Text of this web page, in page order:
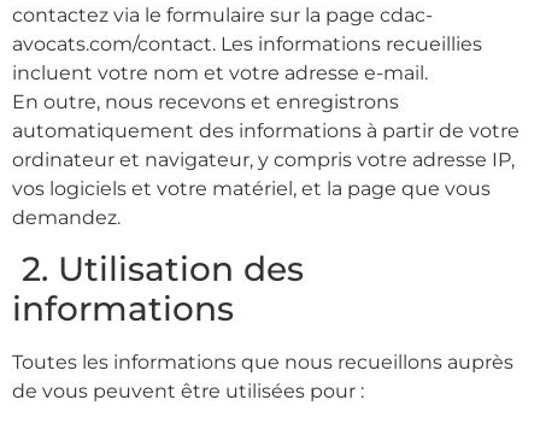
contactez via le formulaire sur la page cdac-
avocats.com/contact. Les informations recueillies
incluent votre nom et votre adresse e-mail.
En outre, nous recevons et enregistrons
automatiquement des informations à partir de votre
ordinateur et navigateur, y compris votre adresse IP,
vos logiciels et votre matériel, et la page que vous
demandez.
2. Utilisation des
informations
Toutes les informations que nous recueillons auprès
de vous peuvent être utilisées pour :